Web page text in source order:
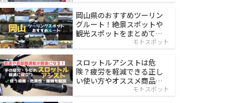
岡山県のおすすめツーリン
グルート！絶景スポットや
観光スポットをまとめて紹
モトスポット
スロットルアシストは危
険？疲労を軽減できる正し
い使い方やオススメ商品を
モトスポット